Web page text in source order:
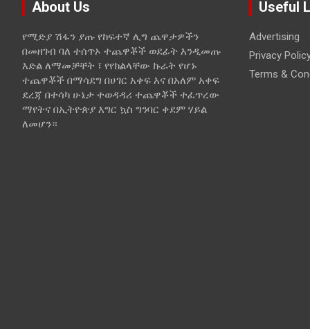
About Us
የሚድያ ሽፋን ያጡ የከፍተኛ ሊግ ጨዋታዎችን
በመዘገብ ባለ ተሰጥኦ ተጨዋቾች ወደፊት እንዲመጡ
እድል ለማመቻቸት ፣ የየክልላቸው ኩራት የሆኑ
ተጨዋቾች በማሳደግ በሀገር አቀፍ እና በአለም አቀፍ
ደረጃ በተሳካ ሁኔታ ተወዳዳሪ ተጨዋቾች ተፈጥረው
ማየትና በኢትዮጵያ እግር ኳስ ግንባር ቀደም ሃይል
ለመሆን።
Useful
Advertising
Privacy
Terms &